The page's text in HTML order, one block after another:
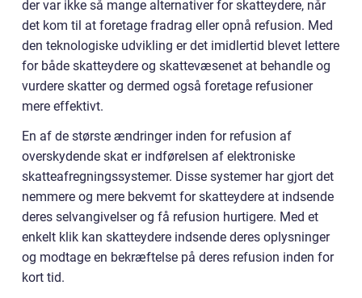
der var ikke så mange alternativer for skatteydere, når
det kom til at foretage fradrag eller opnå refusion. Med
den teknologiske udvikling er det imidlertid blevet lettere
for både skatteydere og skattevæsenet at behandle og
vurdere skatter og dermed også foretage refusioner
mere effektivt.
En af de største ændringer inden for refusion af
overskydende skat er indførelsen af elektroniske
skatteafregningssystemer. Disse systemer har gjort det
nemmere og mere bekvemt for skatteydere at indsende
deres selvangivelser og få refusion hurtigere. Med et
enkelt klik kan skatteydere indsende deres oplysninger
og modtage en bekræftelse på deres refusion inden for
kort tid.